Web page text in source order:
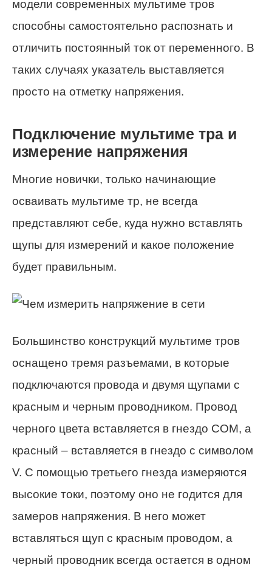
модели современных мультиме тров
способны самостоятельно распознать и
отличить постоянный ток от переменного. В
таких случаях указатель выставляется
просто на отметку напряжения.
Подключение мультиме тра и
измерение напряжения
Многие новички, только начинающие
осваивать мультиме тр, не всегда
представляют себе, куда нужно вставлять
щупы для измерений и какое положение
будет правильным.
Большинство конструкций мультиме тров
оснащено тремя разъемами, в которые
подключаются провода и двумя щупами с
красным и черным проводником. Провод
черного цвета вставляется в гнездо СОМ, а
красный – вставляется в гнездо с символом
V. С помощью третьего гнезда измеряются
высокие токи, поэтому оно не годится для
замеров напряжения. В него может
вставляться щуп с красным проводом, а
черный проводник всегда остается в одном